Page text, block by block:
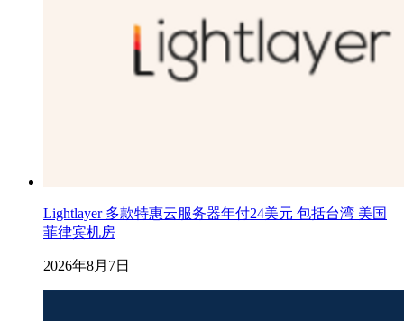
Lightlayer 多款特惠云服务器年付24美元 包括台湾 美国
菲律宾机房
2026年8月7日